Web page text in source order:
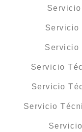
Servicio
Servicio
Servicio